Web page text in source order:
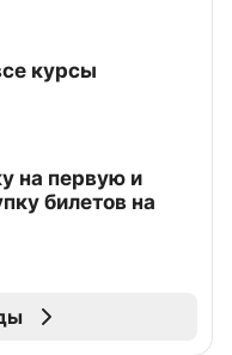
курсы
на первую и
билетов на